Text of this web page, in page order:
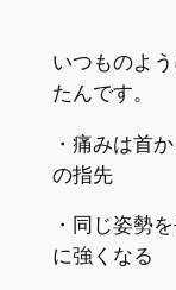
いつものよ
たんです。
・痛みは首
の指先
・同じ姿勢
に強くなる